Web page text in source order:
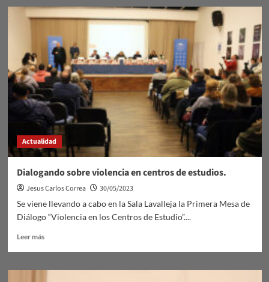
Muestra
itinerante
Espínola
Gómez
Actualidad
Dialogando sobre violencia en centros de estudios.
Jesus Carlos Correa
30/05/2023
Se viene llevando a cabo en la Sala Lavalleja la Primera Mesa de
Diálogo “Violencia en los Centros de Estudio”....
Leer másLeer
Dialogando